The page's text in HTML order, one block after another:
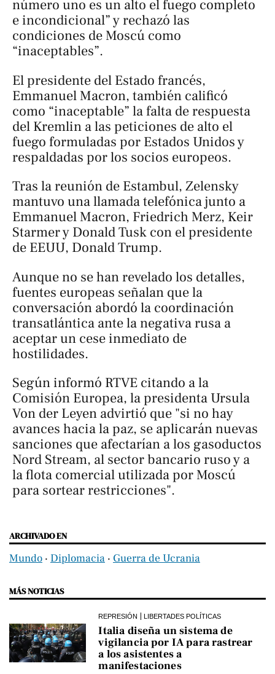
número uno es un alto el fuego completo
e incondicional” y rechazó las
condiciones de Moscú como
“inaceptables”.
El presidente del Estado francés,
Emmanuel Macron, también calificó
como “inaceptable” la falta de respuesta
del Kremlin a las peticiones de alto el
fuego formuladas por Estados Unidos y
respaldadas por los socios europeos.
Tras la reunión de Estambul, Zelensky
mantuvo una llamada telefónica junto a
Emmanuel Macron, Friedrich Merz, Keir
Starmer y Donald Tusk con el presidente
de EEUU, Donald Trump.
Aunque no se han revelado los detalles,
fuentes europeas señalan que la
conversación abordó la coordinación
transatlántica ante la negativa rusa a
aceptar un cese inmediato de
hostilidades.
Según informó RTVE citando a la
Comisión Europea, la presidenta Ursula
Von der Leyen advirtió que "si no hay
avances hacia la paz, se aplicarán nuevas
sanciones que afectarían a los gasoductos
Nord Stream, al sector bancario ruso y a
la flota comercial utilizada por Moscú
para sortear restricciones".
ARCHIVADO EN
Mundo ‧ Diplomacia ‧ Guerra de Ucrania
MÁS NOTICIAS
REPRESIÓN LIBERTADES POLÍTICAS
Italia diseña un sistema de
vigilancia por IA para rastrear
a los asistentes a
manifestaciones